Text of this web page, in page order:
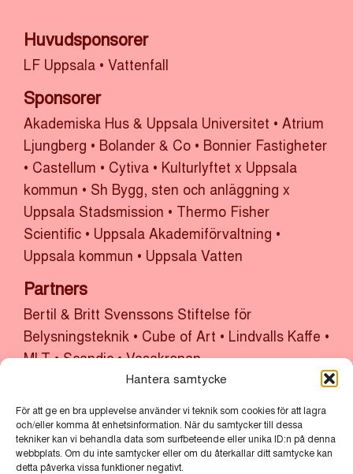
Hantera samtycke
För att ge en bra upplevelse använder vi teknik som cookies för att lagra
och/eller komma åt enhetsinformation. När du samtycker till dessa
tekniker kan vi behandla data som surfbeteende eller unika ID:n på denna
webbplats. Om du inte samtycker eller om du återkallar ditt samtycke kan
detta påverka vissa funktioner negativt.
Huvudsponsorer
LF Uppsala • Vattenfall
Sponsorer
Akademiska Hus & Uppsala Universitet • Atrium
Ljungberg • Bolander & Co • Bonnier Fastigheter
• Castellum • Cytiva • Kulturlyftet x Uppsala
kommun • Sh Bygg, sten och anläggning x
Uppsala Stadsmission • Thermo Fisher
Scientific • Uppsala Akademiförvaltning •
Uppsala kommun • Uppsala Vatten
Partners
Bertil & Britt Svenssons Stiftelse för
Belysningsteknik • Cube of Art • Lindvalls Kaffe •
MLT•Scandic•Vasakronan
Uppsala Citysamverkan•Uppsala kommun